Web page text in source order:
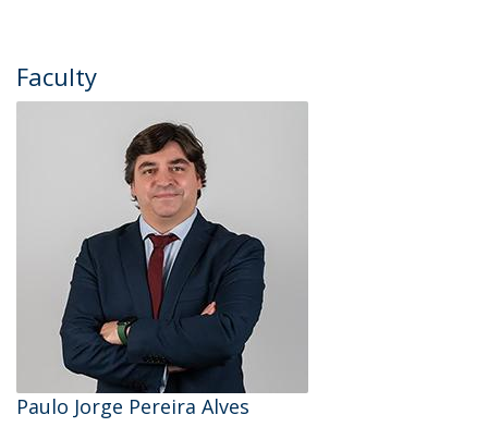
Faculty
Paulo Jorge Pereira Alves